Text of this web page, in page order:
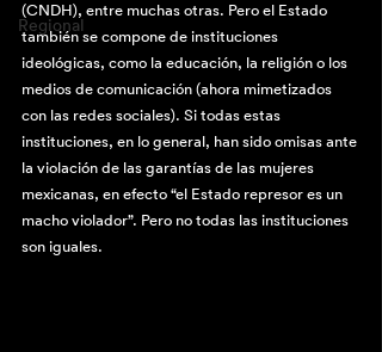
Regional
(CNDH), entre muchas otras. Pero el Estado
también se compone de instituciones
ideológicas, como la educación, la religión o los
medios de comunicación (ahora mimetizados
con las redes sociales). Si todas estas
instituciones, en lo general, han sido omisas ante
la violación de las garantías de las mujeres
mexicanas, en efecto “el Estado represor es un
macho violador”. Pero no todas las instituciones
son iguales.